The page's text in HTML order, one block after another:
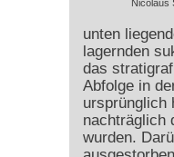
Nicolaus
unten
lagernden
das
Abfolge in
ursprünglich
nachträglich
wurden.